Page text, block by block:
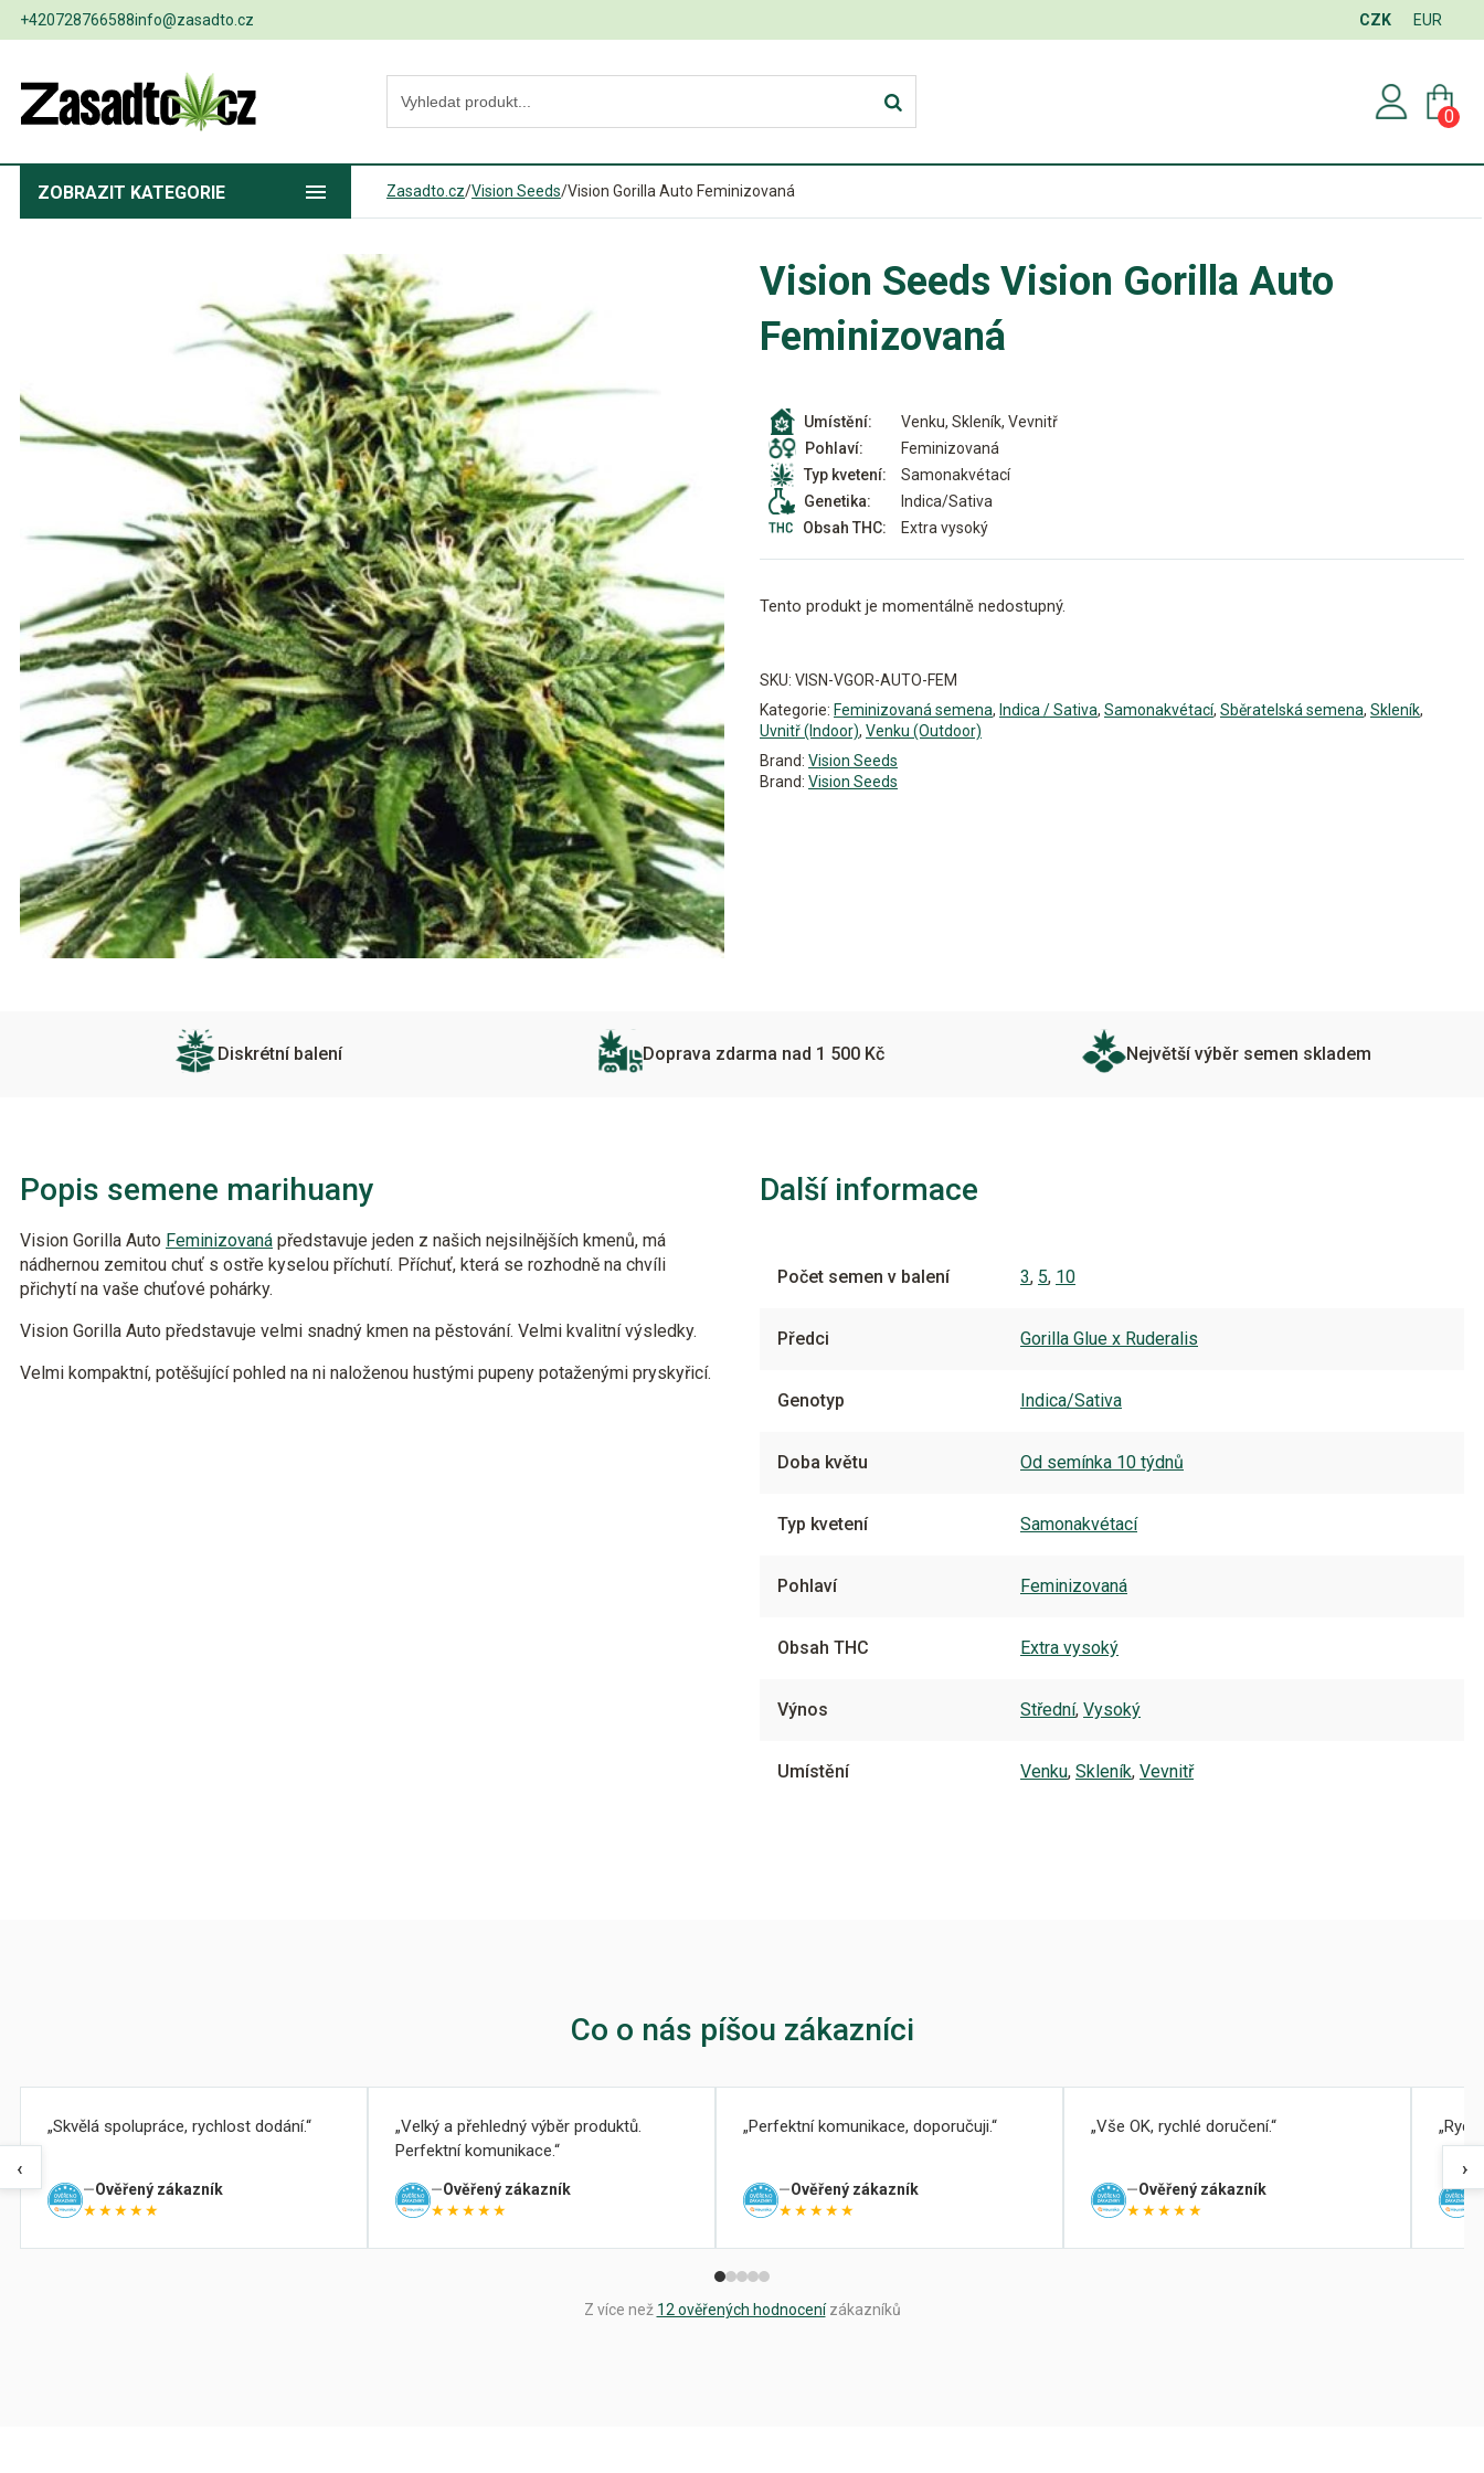
+420728766588info@zasadto.cz CZK EUR
0
ZOBRAZIT KATEGORIE Zasadto.cz/Vision Seeds/Vision Gorilla Auto Feminizovaná
Vision Seeds Vision Gorilla Auto
Feminizovaná
Umístění:
Venku, Skleník, Vevnitř
Pohlaví:
Feminizovaná
Typ kvetení:
Samonakvétací
Genetika:
Indica/Sativa
Obsah THC:
Extra vysoký
Tento produkt je momentálně nedostupný.
SKU: VISN-VGOR-AUTO-FEM
Kategorie: Feminizovaná semena, Indica / Sativa, Samonakvétací, Sběratelská semena, Skleník,
Uvnitř (Indoor), Venku (Outdoor)
Brand: Vision Seeds
Brand: Vision Seeds
Diskrétní balení Doprava zdarma nad 1 500 Kč Největší výběr semen skladem
Popis semene marihuany
Vision Gorilla Auto Feminizovaná představuje jeden z našich nejsilnějších kmenů, má
nádhernou zemitou chuť s ostře kyselou příchutí. Příchuť, která se rozhodně na chvíli
přichytí na vaše chuťové pohárky.
Vision Gorilla Auto představuje velmi snadný kmen na pěstování. Velmi kvalitní výsledky.
Velmi kompaktní, potěšující pohled na ni naloženou hustými pupeny potaženými pryskyřicí.
Další informace
Počet semen v balení 3, 5, 10
Předci Gorilla Glue x Ruderalis
Genotyp Indica/Sativa
Doba květu Od semínka 10 týdnů
Typ kvetení Samonakvétací
Pohlaví Feminizovaná
Obsah THC Extra vysoký
Výnos Střední, Vysoký
Umístění Venku, Skleník, Vevnitř
Co o nás píšou zákazníci
‹
Skvělá spolupráce, rychlost dodání.
Ověřený zákazník
★★★★★
Velký a přehledný výběr produktů.
Perfektní komunikace.
Ověřený zákazník
★★★★★
Perfektní komunikace, doporučuji.
Ověřený zákazník
★★★★★
Vše OK, rychlé doručení.
Ověřený zákazník
★★★★★
›
Z více než 12 ověřených hodnocenízákazníků